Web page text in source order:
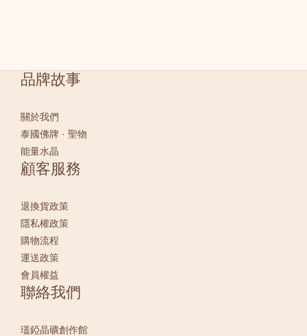
品牌故事
關於我們
泰國佛牌 · 聖物
能量水晶
顧客服務
退換貨政策
隱私權政策
購物流程
運送政策
會員權益
聯絡我們
瓂錏晶礦創作館